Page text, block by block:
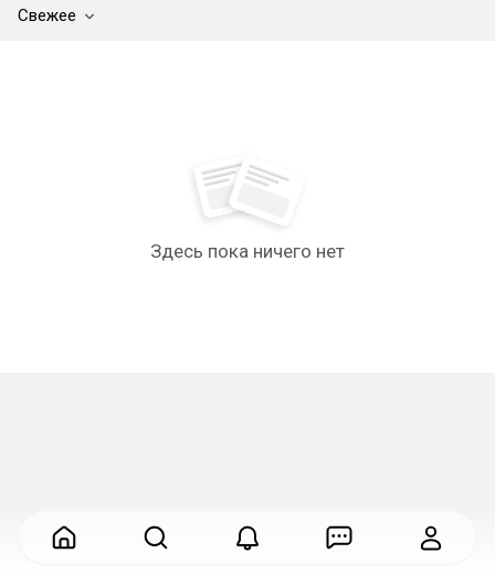
Свежее
Здесь пока ничего нет